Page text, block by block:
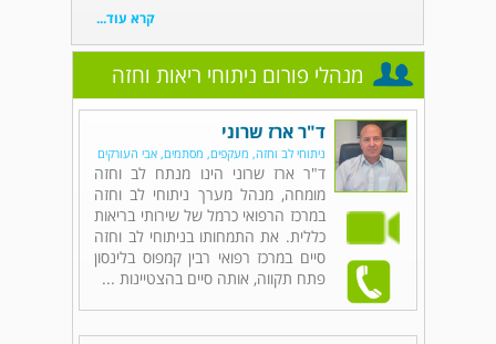
קרא עוד...
מנהלי פורום ניתוחי ריאות וחזה
ד"ר ארז שרוני
ניתוחי לב וחזה, מעקפים, מסתמים, אבי העורקים
ד"ר ארז שרוני הינו מנתח לב וחזה
מומחה, מנהל מערך ניתוחי לב וחזה
במרכז הרפואי כרמל של שירותי בריאות
כללית. את התמחותו בניתוחי לב וחזה
סיים במרכז רפואי רבין קמפוס בלינסון
פתח תקווה, אותה סיים בהצטיינות ...